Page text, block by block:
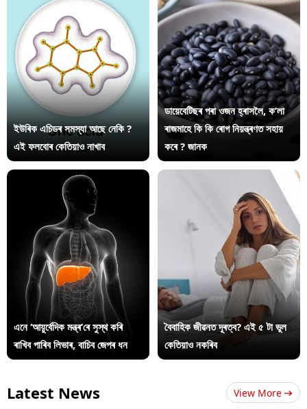
ইউৰিক এচিডৰ সমস্যা আছে নেকি ?
এই ফলবোৰ কেতিয়াও নাখাব
ডায়েবেটিছৰ পৰা ওজন হ্ৰাসলৈ, ক’লা
ৰাজমাহে কি কি ৰোগ নিয়ন্ত্ৰণত সহায়
কৰে ? জানক
এনে ‘আয়ুৰ্বেদিক মন্ত্ৰ’ৰে সুস্থ কৰি
ৰাখিব পাৰিব লিভাৰ, বাচিব জেপৰ ধন
বৈবাহিক জীৱনত দূৰত্ব? এই ৫ টা ভুল
কেতিয়াও নকৰিব
Latest News View More